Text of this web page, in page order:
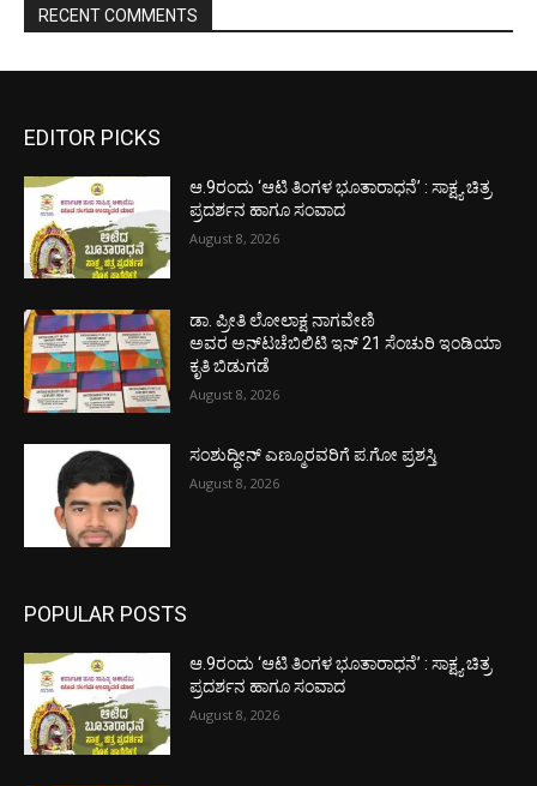
RECENT COMMENTS
EDITOR PICKS
ಆ.9ರಂದು ‘ಆಟಿ ತಿಂಗಳ ಭೂತಾರಾಧನೆ’ : ಸಾಕ್ಷ್ಯ ಚಿತ್ರ
ಪ್ರದರ್ಶನ ಹಾಗೂ ಸಂವಾದ
August 8, 2026
ಡಾ. ಪ್ರೀತಿ ಲೋಲಾಕ್ಷ ನಾಗವೇಣಿ
ಅವರ ಅನ್‌ಟಚೆಬಿಲಿಟಿ ಇನ್ 21 ಸೆಂಚುರಿ ಇಂಡಿಯಾ
ಕೃತಿ ಬಿಡುಗಡೆ
August 8, 2026
ಸಂಶುದ್ಧೀನ್ ಎಣ್ಮೂರವರಿಗೆ ಪ.ಗೋ ಪ್ರಶಸ್ತಿ
August 8, 2026
POPULAR POSTS
ಆ.9ರಂದು ‘ಆಟಿ ತಿಂಗಳ ಭೂತಾರಾಧನೆ’ : ಸಾಕ್ಷ್ಯ ಚಿತ್ರ
ಪ್ರದರ್ಶನ ಹಾಗೂ ಸಂವಾದ
August 8, 2026